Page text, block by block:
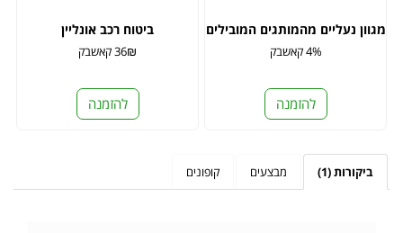
מגוון נעליים מהמותגים המובילים
4% קאשבק
להזמנה
ביטוח רכב אונליין
36₪ קאשבק
להזמנה
ביקורות (1) מבצעים קופונים